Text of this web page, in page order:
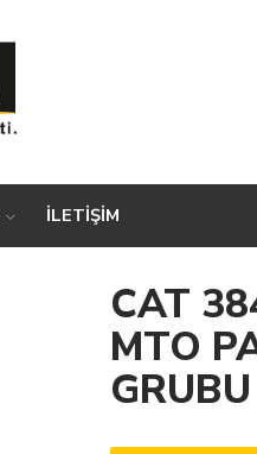
İLETİŞİM
CAT
MTO
GRUBU